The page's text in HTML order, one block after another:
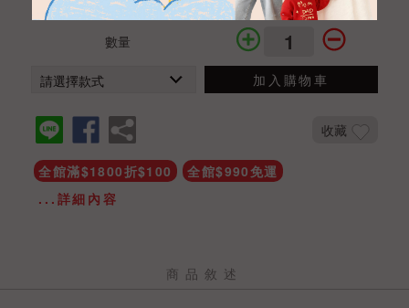
商品編號
CBA012101181
數量
加入購物車
收藏
全館滿$1800折$100
全館$990免運
...詳細內容
商品敘述